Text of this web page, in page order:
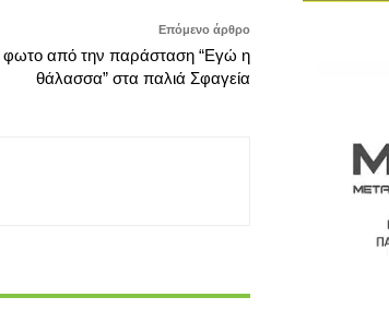
θάλασσα” στα παλιά Σφαγεία